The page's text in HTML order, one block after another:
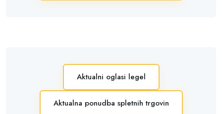
Aktualni oglasi legel
Aktualna ponudba spletnih trgovin